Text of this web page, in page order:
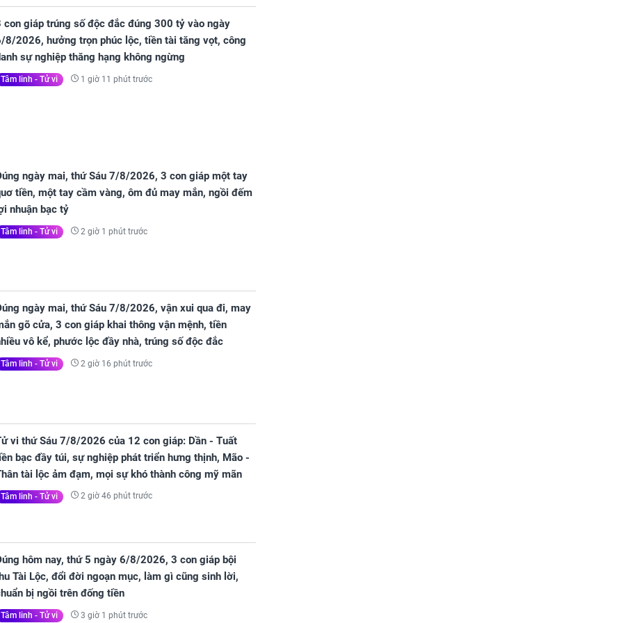
con giáp trúng số độc đắc đúng 300 tỷ vào ngày
8/2026, hưởng trọn phúc lộc, tiền tài tăng vọt, công
sự nghiệp thăng hạng không ngừng
Tâm linh - Tử vi 1 giờ 11 phút trước
ngày mai, thứ Sáu 7/8/2026, 3 con giáp một tay
tiền, một tay cầm vàng, ôm đủ may mắn, ngồi đếm
nhuận bạc tỷ
Tâm linh - Tử vi 2 giờ 1 phút trước
ngày mai, thứ Sáu 7/8/2026, vận xui qua đi, may
gõ cửa, 3 con giáp khai thông vận mệnh, tiền
vô kể, phước lộc đầy nhà, trúng số độc đắc
Tâm linh - Tử vi 2 giờ 16 phút trước
vi thứ Sáu 7/8/2026 của 12 con giáp: Dần - Tuất
bạc đầy túi, sự nghiệp phát triển hưng thịnh, Mão -
tài lộc ảm đạm, mọi sự khó thành công mỹ mãn
Tâm linh - Tử vi 2 giờ 46 phút trước
hôm nay, thứ 5 ngày 6/8/2026, 3 con giáp bội
Tài Lộc, đổi đời ngoạn mục, làm gì cũng sinh lời,
bị ngồi trên đống tiền